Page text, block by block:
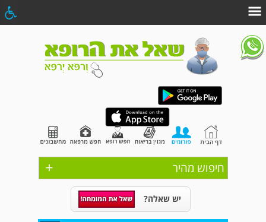
+ חיפוש מהיר
יש שאלה?